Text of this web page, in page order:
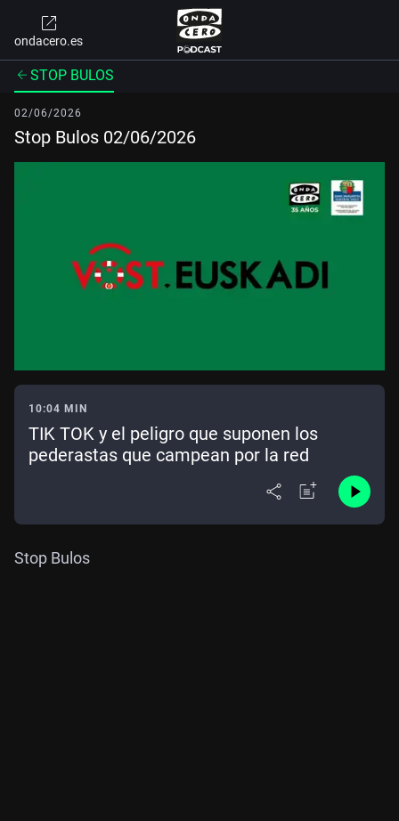
ondacero.es
STOP BULOS
02/06/2026
Stop Bulos 02/06/2026
10:04 MIN
TIK TOK y el peligro que suponen los
pederastas que campean por la red
Stop Bulos